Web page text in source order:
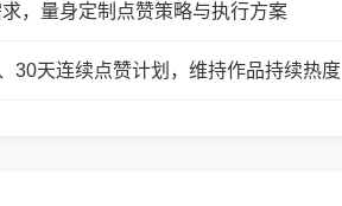
，量身定制点赞策略与执行方案
30天连续点赞计划，维持作品持续热度